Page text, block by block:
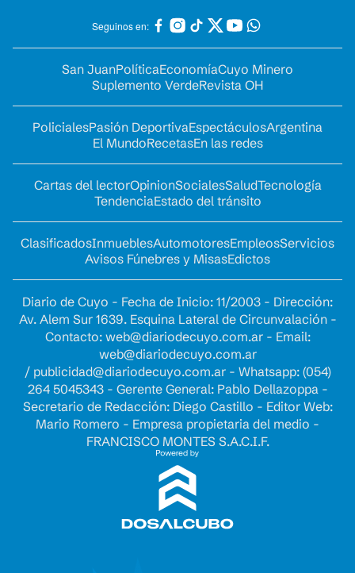
Seguinos en:
San JuanPolíticaEconomíaCuyo Minero
Suplemento VerdeRevista OH
PolicialesPasión DeportivaEspectáculosArgentina
El MundoRecetasEn las redes
Cartas del lectorOpinionSocialesSaludTecnología
TendenciaEstado del tránsito
ClasificadosInmueblesAutomotoresEmpleosServicios
Avisos Fúnebres y MisasEdictos
Diario de Cuyo - Fecha de Inicio: 11/2003 - Dirección:
Av. Alem Sur 1639. Esquina Lateral de Circunvalación -
Contacto: web@diariodecuyo.com.ar- Email:
web@diariodecuyo.com.ar
/ publicidad@diariodecuyo.com.ar- Whatsapp: (054)
264 5045343 - Gerente General: Pablo Dellazoppa -
Secretario de Redacción: Diego Castillo - Editor Web:
Mario Romero - Empresa propietaria del medio -
FRANCISCO MONTES S.A.C.I.F.